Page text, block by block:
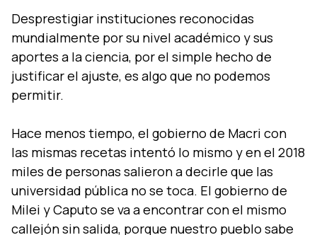
Desprestigiar instituciones reconocidas
mundialmente por su nivel académico y sus
aportes a la ciencia, por el simple hecho de
justificar el ajuste, es algo que no podemos
permitir.
Hace menos tiempo, el gobierno de Macri con
las mismas recetas intentó lo mismo y en el 2018
miles de personas salieron a decirle que las
universidad pública no se toca. El gobierno de
Milei y Caputo se va a encontrar con el mismo
callejón sin salida, porque nuestro pueblo sabe